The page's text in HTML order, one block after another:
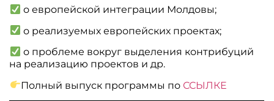
о европейской интеграции Молдовы;
о реализуемых европейских проектах;
о проблеме вокруг выделения контрибуций
на реализацию проектов и др.
Полный выпуск программы по ССЫЛКЕ